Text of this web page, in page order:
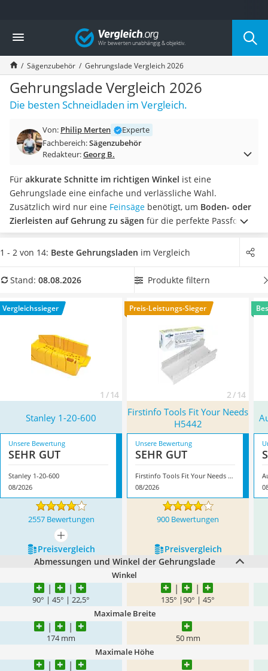
Die beliebtesten Vergleiche nach Kategorie
Baumarkt
Tresor feuerfest
Makita-Akku-Rasenmäher
Kappsäge
Smartes Türschloss
Akku-Rasentrimmer
Split-Klimaanlage 2 Innengeräte
Pelletofen
Tiefbrunnenpumpe
Fliesenschneider
Hochdruckreiniger
Doppelschleifer
Überwachungskamera
Benzinrasenmäher mit Elektrostart
Löschdecke
Winterharte Palmen
Gasdurchlauferhitzer
Vergleich
Sägenzubehör Gehrungslade Vergleich 2026
Gehrungslade Vergleich 2026
Die besten Schneidladen im Vergleich.
Von: Philip Merten
Experte
Fachbereich:Sägenzubehör
Redakteur:Georg B.
Für akkurate Schnitte im richtigen Winkel ist eine
Gehrungslade eine einfache und verlässliche Wahl.
Zusätzlich wird nur eine Feinsäge benötigt, um Boden- oder
Zierleisten auf Gehrung zu sägen für die perfekte Passform
in Ecken. In Tests im Internet finden sich Modelle aus ganz
unterschiedlichen Materialien. Wählen Sie jetzt eine
wenn Sie sie nur gelegentlich nutzen wollenfür einfache
2026 besonders das Modell
Stanley 1-20-600* mit seinen
Eigenschaften.
1 - 2 von 14: Beste Gehrungsladen im Vergleich
Stand: 08.08.2026 Produkte filtern
Vergleichssieger
1 / 14
Preis-Leistungs-Sieger
2 / 14
Stanley 1-20-600
Firstinfo Tools Fit Your Needs
H5442
Unsere Bewertung
SEHR GUT
Stanley 1-20-600
08/2026
Unsere Bewertung
SEHR GUT
Firstinfo Tools Fit Your Needs H5442
08/2026
2557 Bewertungen 900 Bewertungen
mehr anzeigen
Preis­vergleich
Preis­vergleich
Abmessungen und Winkel der Gehrungslade
Winkel
90° | 45° | 22,5° 135° |90° | 45°
Maximale Breite
174 mm 50 mm
Maximale Höhe